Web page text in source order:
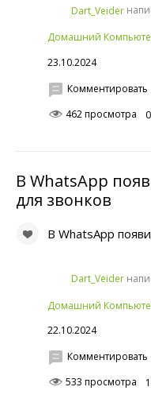
Dart_Veider
Домашний
23.10.2024
Комментировать
462 просмотра
0
В WhatsApp
для звонков
В WhatsApp
Dart_Veider
Домашний
22.10.2024
Комментировать
533 просмотра
1